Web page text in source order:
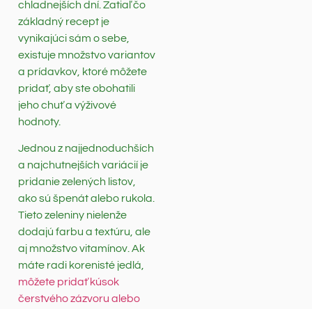
chladnejších dní. Zatiaľ čo
základný recept je
vynikajúci sám o sebe,
existuje množstvo variantov
a prídavkov, ktoré môžete
pridať, aby ste obohatili
jeho chuť a výživové
hodnoty.
Jednou z najjednoduchších
a najchutnejších variácií je
pridanie zelených listov,
ako sú špenát alebo rukola.
Tieto zeleniny nielenže
dodajú farbu a textúru, ale
aj množstvo vitamínov. Ak
máte radi korenisté jedlá,
môžete pridať kúsok
čerstvého zázvoru alebo